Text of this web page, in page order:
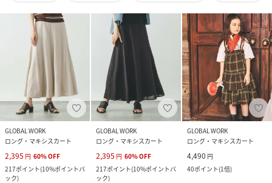
GLOBAL WORK
ロング・マキシスカート
2,395 円 60%OFF
217ポイント(10%ポイントバ
ック)
GLOBAL WORK
ロング・マキシスカート
2,395 円 60%OFF
217ポイント(10%ポイントバ
ック)
GLOBAL WORK
ロング・マキシスカート
4,490 円
40ポイント(1倍)